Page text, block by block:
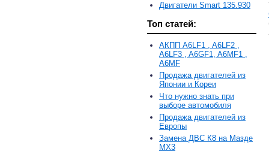
Двигатели Smart 135.930
Топ статей:
АКПП A6LF1 , A6LF2 ,
A6LF3 , A6GF1, A6MF1 ,
A6MF
Продажа двигателей из
Японии и Кореи
Что нужно знать при
выборе автомобиля
Продажа двигателей из
Европы
Замена ДВС К8 на Мазде
MX3